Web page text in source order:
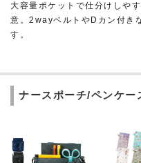
大容量ポケットで仕分けしや
意。2wayベルトやDカン付き
す。
ナースポーチ/ペンケ